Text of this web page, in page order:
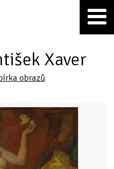
Xaver
obrazů